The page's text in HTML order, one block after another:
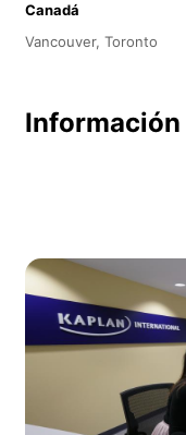
Canadá
Vancouver, Toronto
Información